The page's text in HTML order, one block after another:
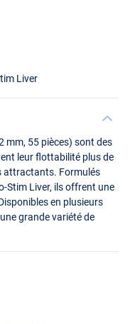
Liver
mm, 55 pièces) sont des
leur flottabilité plus de
attractants. Formulés
Stim Liver, ils offrent une
en plusieurs
grande variété de